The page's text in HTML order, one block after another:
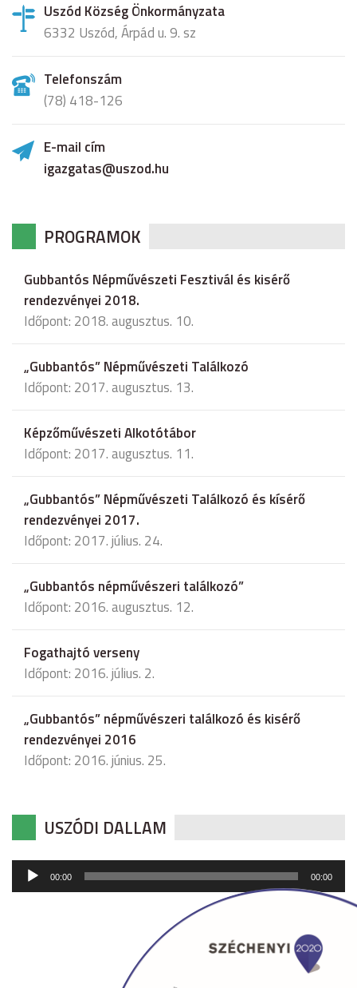
Uszód Község Önkormányzata
6332 Uszód, Árpád u. 9. sz
Telefonszám
(78) 418-126
E-mail cím
igazgatas@uszod.hu
PROGRAMOK
Gubbantós Népművészeti Fesztivál és kisérő
rendezvényei 2018.
Időpont: 2018. augusztus. 10.
„Gubbantós” Népművészeti Találkozó
Időpont: 2017. augusztus. 13.
Képzőművészeti Alkotótábor
Időpont: 2017. augusztus. 11.
„Gubbantós” Népművészeti Találkozó és kísérő
rendezvényei 2017.
Időpont: 2017. július. 24.
„Gubbantós népművészeri találkozó”
Időpont: 2016. augusztus. 12.
Fogathajtó verseny
Időpont: 2016. július. 2.
„Gubbantós” népművészeri találkozó és kisérő
rendezvényei 2016
Időpont: 2016. június. 25.
USZÓDI DALLAM
Audió
lejátszó
00:00 00:00